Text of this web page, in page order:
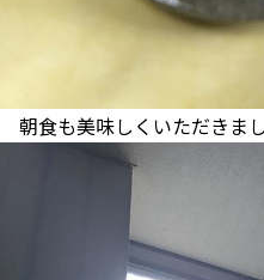
朝食も美味しくいただきまし